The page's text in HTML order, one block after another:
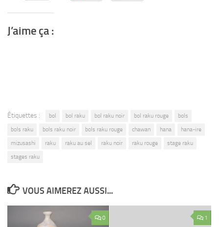
J’aime ça :
Étiquettes : bol bol raku bol raku noir bol raku rouge
bols
bols raku
bols raku noir bols raku rouge chawan hana
hana-ire
mizusashi
raku raku au sel raku noir raku rouge
stage raku
stages raku
VOUS AIMEREZ AUSSI...
0 1